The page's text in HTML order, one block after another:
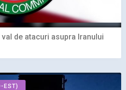
de atacuri asupra Iranului
EST)